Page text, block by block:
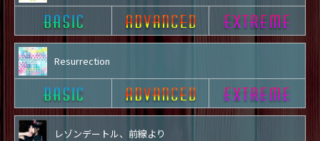
Resurrection
レゾンデートル、前線より